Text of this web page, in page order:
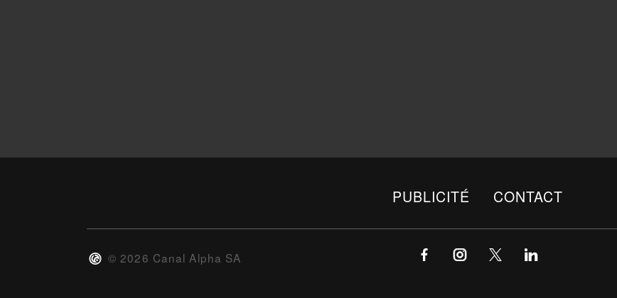
PUBLICITÉ CONTACT
© 2026 Canal Alpha SA